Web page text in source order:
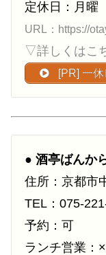
定休日：月曜
URL：https://
▽詳しくはこ
[PR] 一
● 酒亭ばんか
住所：京都市
TEL：075-
予約：可
ランチ営業：×